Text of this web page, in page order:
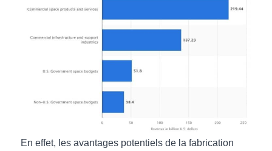
En effet, les avantages potentiels de la fabrication